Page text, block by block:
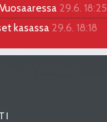
29.6. 18:25
kasassa 29.6. 18:18